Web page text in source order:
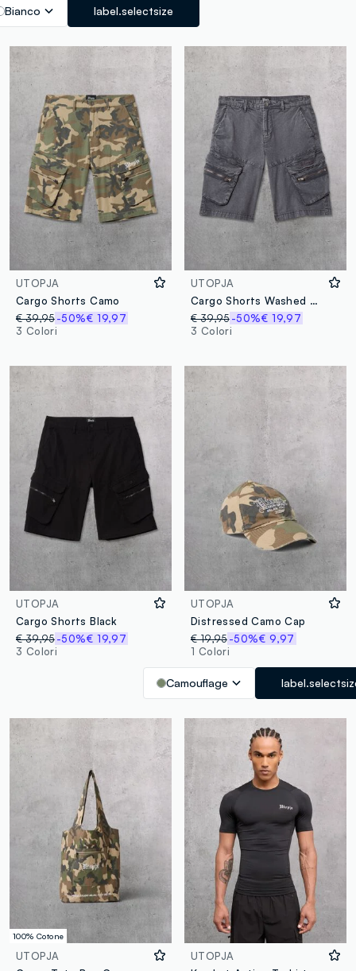
Bianco label.selectsize
UTOPJA
Cargo Shorts Camo
€ 39,95-50%€ 19,97
3 Colori
UTOPJA
Cargo Shorts Washed Grey
€ 39,95 -50%€ 19,97
3 Colori
UTOPJA
Cargo Shorts Black
€ 39,95-50%€ 19,97
3 Colori
UTOPJA
Distressed Camo Cap
€ 19,95 -50%€ 9,97
1 Colori
Camouflage
100% Cotone
UTOPJA
UTOPJA